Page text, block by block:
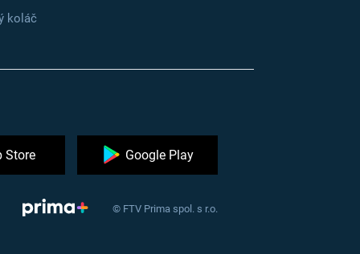
koláč
Store Google Play
© FTV Prima spol. s r.o.